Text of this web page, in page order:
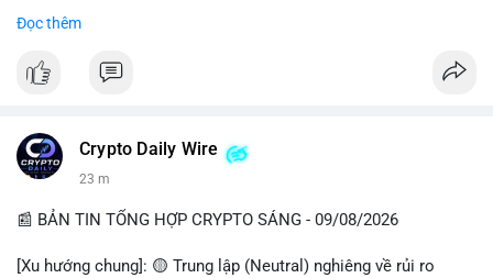
- Tin tức quan trọng: Trump Media dự kiến airdrop token cho
cổ đông vào tháng 2.
- Định chế tài chính: Delaware Life đưa BTC vào sản phẩm bảo
hiểm; Galaxy Digital lập quỹ đầu tư 100 triệu USD.
#binancesquare
$btc $eth $sol $xrp
#vlikevn #titanbot
Đọc thêm
Crypto Daily Wire
23 m
📰 BẢN TIN TỔNG HỢP CRYPTO SÁNG - 09/08/2026
[Xu hướng chung]: 🟡 Trung lập (Neutral) nghiêng về rủi ro